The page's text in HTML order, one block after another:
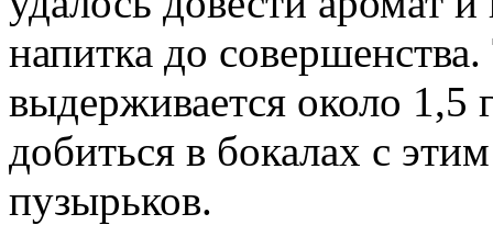
напитка до
выдерживается около 1,5
добиться в бокалах с
пузырьков.